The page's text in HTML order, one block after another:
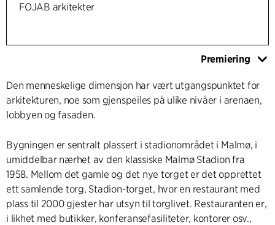
FOJAB arkitekter
Premiering
Den menneskelige dimensjon har vært utgangspunktet for
arkitekturen, noe som gjenspeiles på ulike nivåer i arenaen,
lobbyen og fasaden.
Bygningen er sentralt plassert i stadionområdet i Malmø, i
umiddelbar nærhet av den klassiske Malmø Stadion fra
1958. Mellom det gamle og det nye torget er det opprettet
ett samlende torg, Stadion-torget, hvor en restaurant med
plass til 2000 gjester har utsyn til torglivet. Restauranten er,
i likhet med butikker, konferansefasiliteter, kontorer osv.,